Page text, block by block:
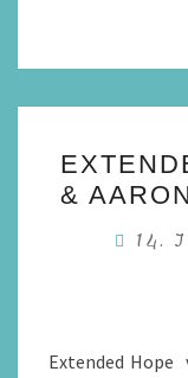
&
14.
Extended Hope